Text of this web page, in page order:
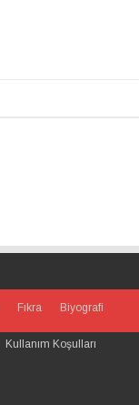
Fıkra Biyografi
Kullanım Koşulları